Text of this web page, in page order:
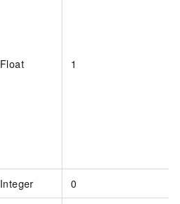
Float 1
Integer 0